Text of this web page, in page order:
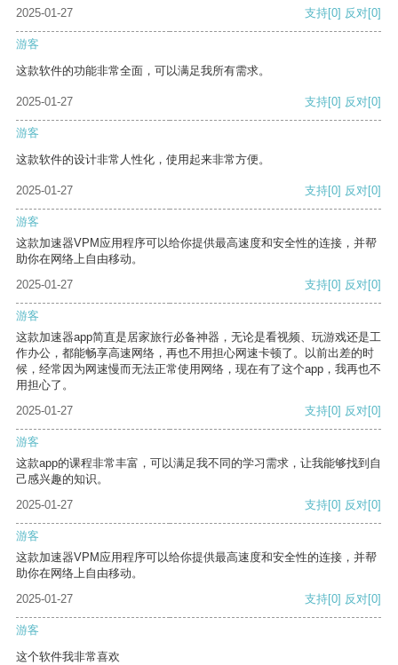
2025-01-27 支持[0] 反对[0]
游客
这款软件的功能非常全面，可以满足我所有需求。
2025-01-27 支持[0] 反对[0]
游客
这款软件的设计非常人性化，使用起来非常方便。
2025-01-27 支持[0] 反对[0]
游客
这款加速器VPM应用程序可以给你提供最高速度和安全性的连接，并帮
助你在网络上自由移动。
2025-01-27
支持[0] 反对[0]
游客
这款加速器app简直是居家旅行必备神器，无论是看视频、玩游戏还是工
作办公，都能畅享高速网络，再也不用担心网速卡顿了。以前出差的时
候，经常因为网速慢而无法正常使用网络，现在有了这个app，我再也不
用担心了。
2025-01-27
支持[0] 反对[0]
游客
这款app的课程非常丰富，可以满足我不同的学习需求，让我能够找到自
己感兴趣的知识。
2025-01-27
支持[0] 反对[0]
游客
这款加速器VPM应用程序可以给你提供最高速度和安全性的连接，并帮
助你在网络上自由移动。
2025-01-27
支持[0] 反对[0]
游客
这个软件我非常喜欢